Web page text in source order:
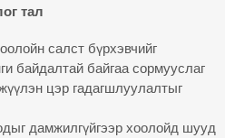
тал
салст бүрхэвчийг
байдалтай байгаа сормууслаг
цэр гадагшлуулалтыг
дамжилгүйгээр хоолойд шууд